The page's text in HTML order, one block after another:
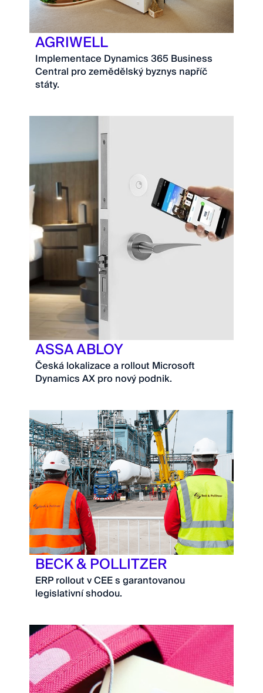
AGRIWELL
Implementace Dynamics 365 Business
Central pro zemědělský byznys napříč
státy.
ASSA ABLOY
Česká lokalizace a rollout Microsoft
Dynamics AX pro nový podnik.
BECK & POLLITZER
ERP rollout v CEE s garantovanou
legislativní shodou.